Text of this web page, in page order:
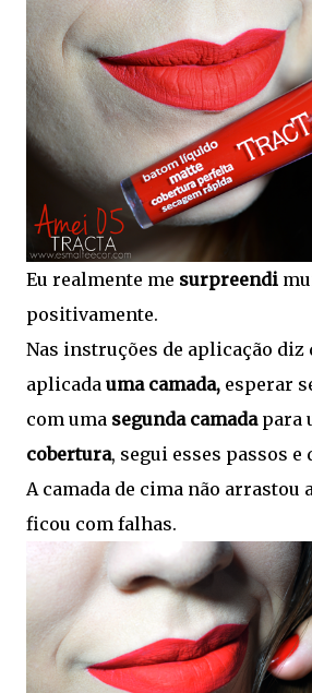
Eu realmente me surpreendi
positivamente.
Nas instruções de aplicação diz
aplicada uma camada, esperar
com uma segunda camada para
cobertura, segui esses passos e
A camada de cima não arrastou
ficou com falhas.